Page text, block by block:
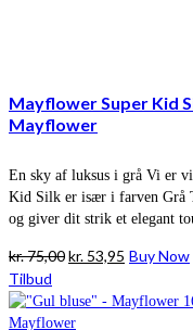
Mayflower Super Kid
Mayflower
En sky af luksus i grå Vi er
Kid Silk er især i farven Grå
og giver dit strik et elegant
kr.75,00Den
pris
var:
kr. 53,95 Den
pris
Buy Now
Tilbud